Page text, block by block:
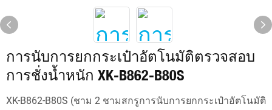
การนับการยกกระเป๋าอัตโนมัติตรวจสอบ
การชั่งน้ำหนัก XK-B862-B80S
XK-B862-B80S (ชาม 2 ชามสกรูการนับการยกกระเป๋าอัตโนมัติ